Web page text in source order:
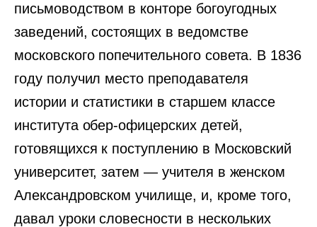
письмоводством в конторе богоугодных
заведений, состоящих в ведомстве
московского попечительного совета. В 1836
году получил место преподавателя
истории и статистики в старшем классе
института обер-офицерских детей,
готовящихся к поступлению в Московский
университет, затем — учителя в женском
Александровском училище, и, кроме того,
давал уроки словесности в нескольких